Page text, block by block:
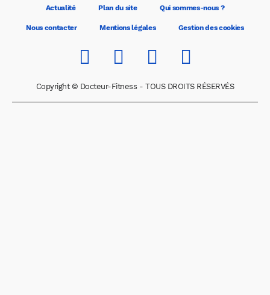
Actualité Plan du site Qui sommes-nous ?
Nous contacter Mentions légales Gestion des cookies
Copyright © Docteur-Fitness - TOUS DROITS RÉSERVÉS